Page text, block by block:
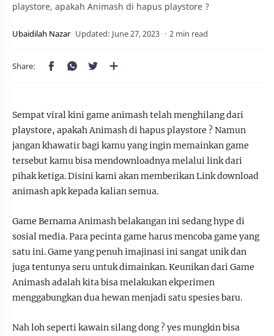
playstore, apakah Animash di hapus playstore ?
2 min read
Sempat viral kini game animash telah menghilang dari
playstore, apakah Animash di hapus playstore ? Namun
jangan khawatir bagi kamu yang ingin memainkan game
tersebut kamu bisa mendownloadnya melalui link dari
pihak ketiga. Disini kami akan memberikan Link download
animash apk kepada kalian semua.
Game Bernama Animash belakangan ini sedang hype di
sosial media. Para pecinta game harus mencoba game yang
satu ini. Game yang penuh imajinasi ini sangat unik dan
juga tentunya seru untuk dimainkan. Keunikan dari Game
Animash adalah kita bisa melakukan ekperimen
menggabungkan dua hewan menjadi satu spesies baru.
Nah loh seperti kawain silang dong ? yes mungkin bisa